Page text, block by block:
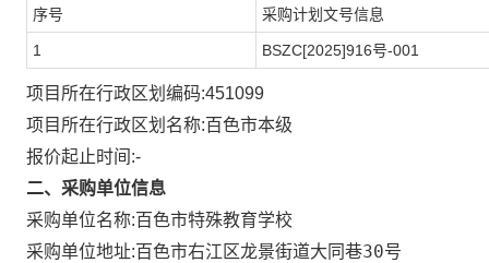
序号 采购计划文号信息
1 BSZC[2025]916号-001
项目所在行政区划编码:451099
项目所在行政区划名称:百色市本级
报价起止时间:-
二、采购单位信息
采购单位名称:百色市特殊教育学校
采购单位地址:百色市右江区龙景街道大同巷30号